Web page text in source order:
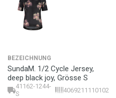
BEZEICHNUNG
SundaM. 1/2 Cycle Jersey,
deep black joy, Grösse S
41162-1244-
S
4069211110102